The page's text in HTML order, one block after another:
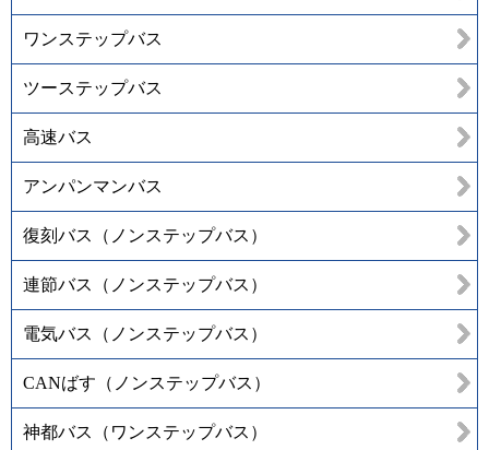
ワンステップバス
ツーステップバス
高速バス
アンパンマンバス
復刻バス（ノンステップバス）
連節バス（ノンステップバス）
電気バス（ノンステップバス）
CANばす（ノンステップバス）
神都バス（ワンステップバス）